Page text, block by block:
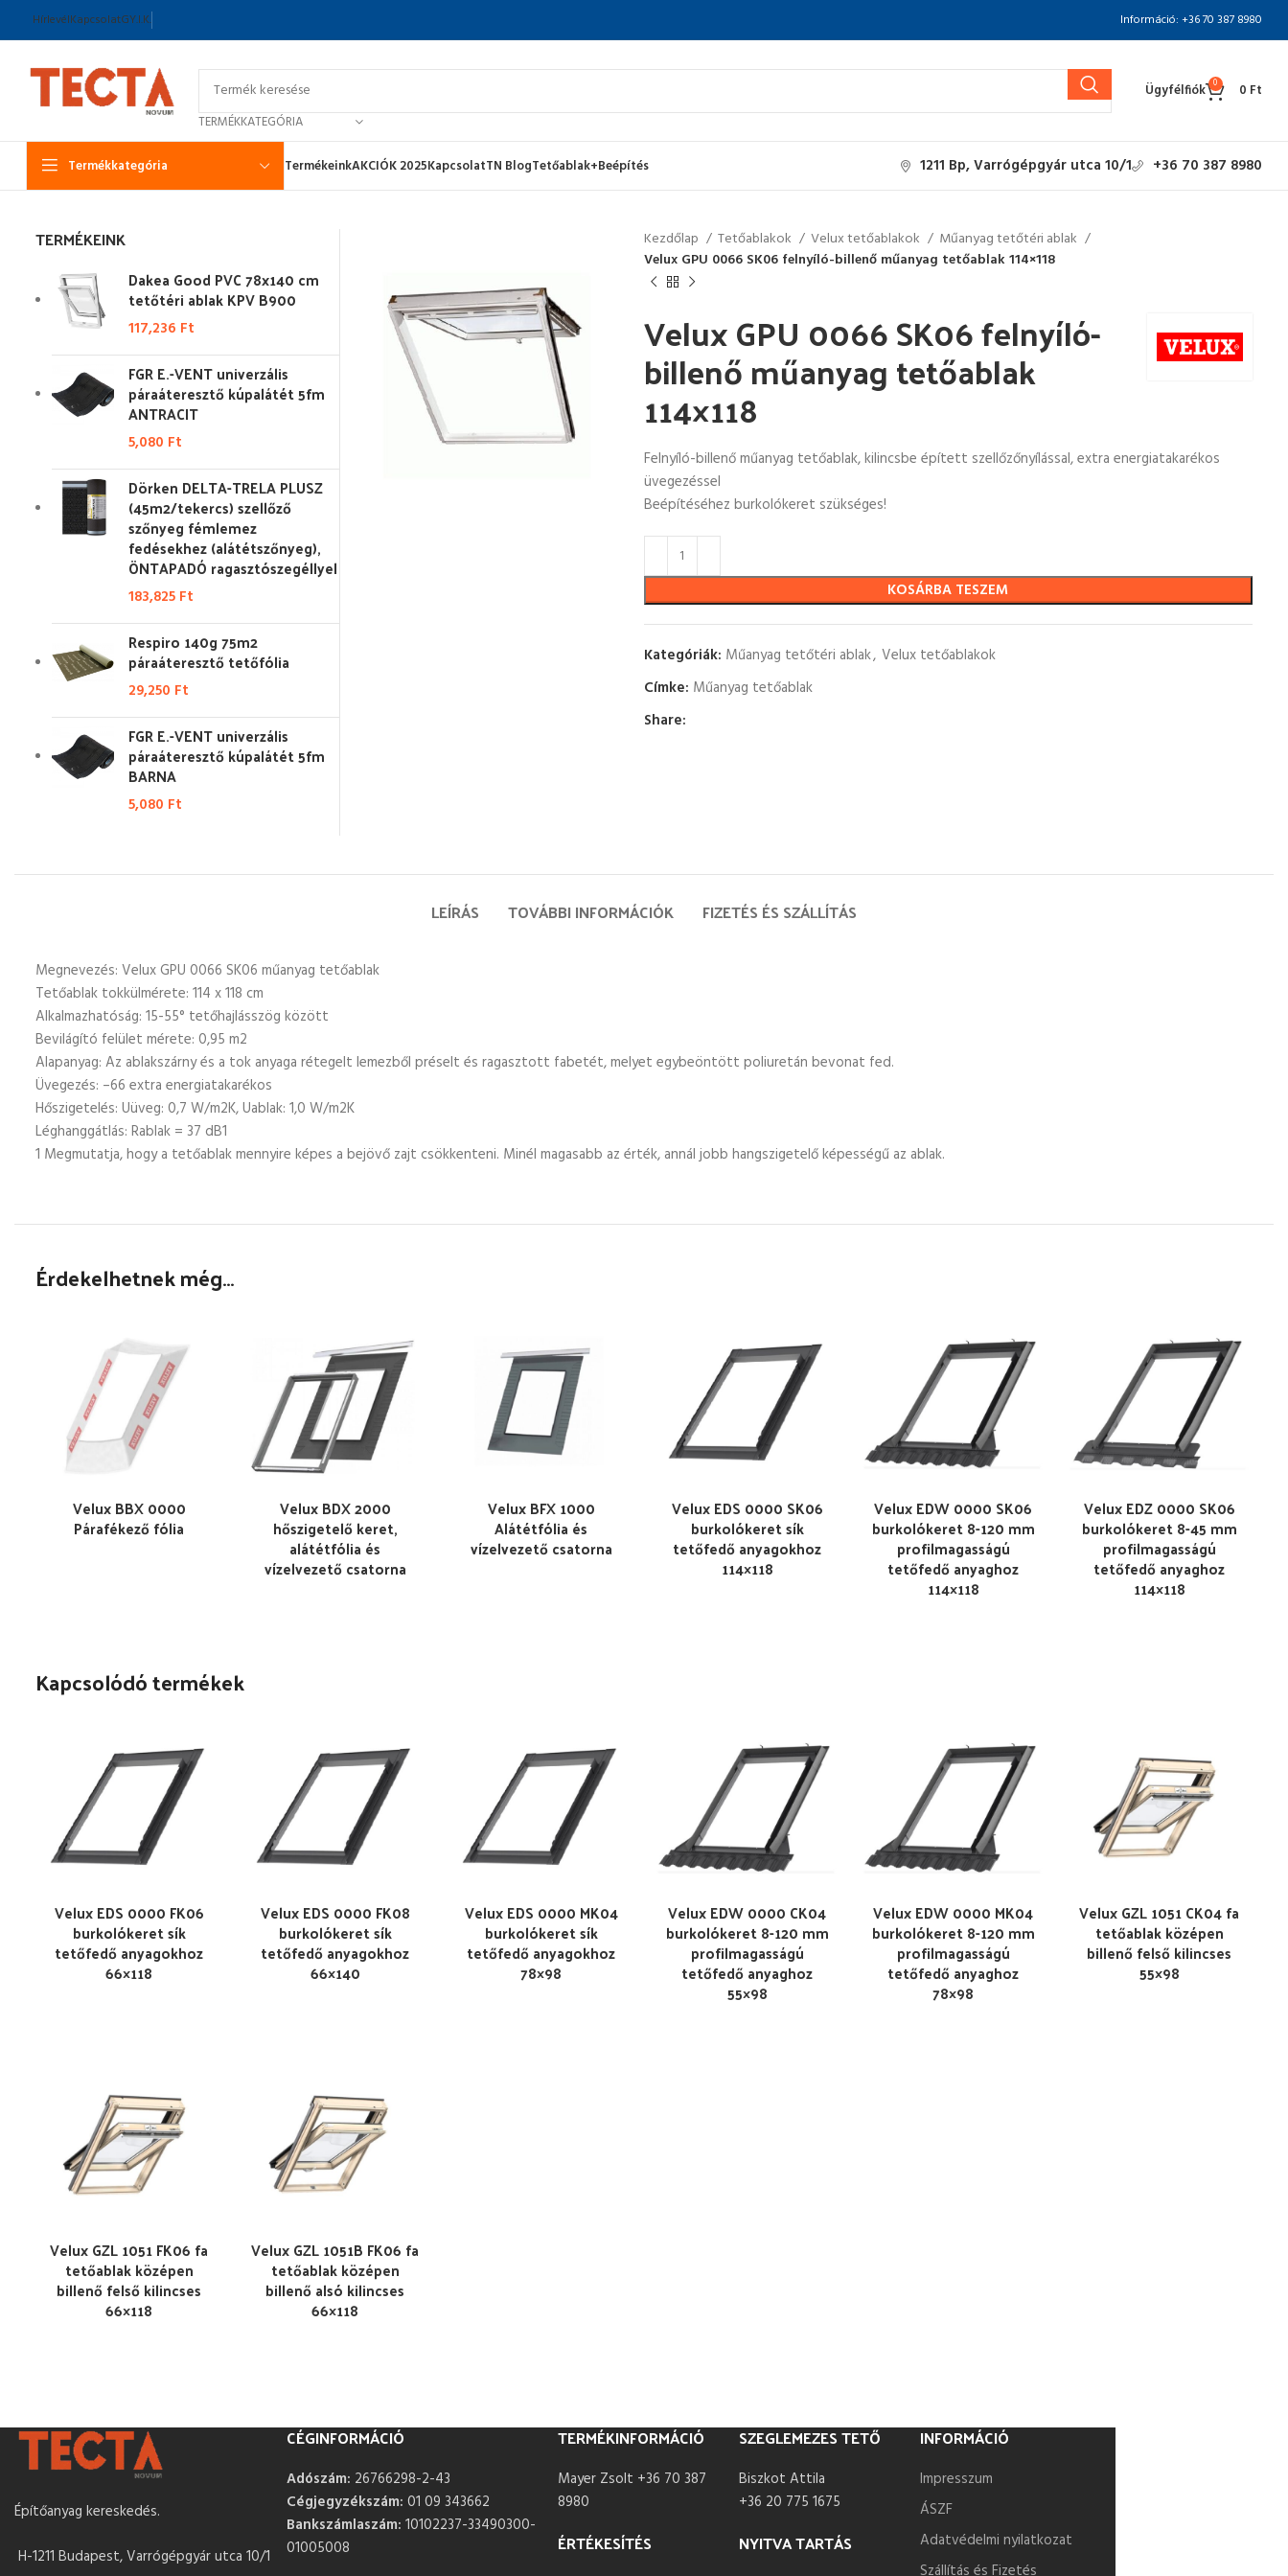
HírlevélKapcsolatGY.I.K. Információ: +36 70 387 8980
TERMÉKKATEGÓRIA
Ügyfélfiók 0 0 Ft
Termékkategória TermékeinkAKCIÓK 2025KapcsolatTN BlogTetőablak+Beépítés 1211 Bp, Varrógépgyár utca 10/1 +36 70 387 8980
Kezdőlap Tetőablakok Velux tetőablakok
Műanyag tetőtéri ablak
Velux GPU 0066 SK06 felnyíló-billenő műanyag tetőablak 114×118
Velux GPU 0066 SK06 felnyíló-
billenő műanyag tetőablak
114×118
Felnyíló-billenő műanyag tetőablak, kilincsbe épített szellőzőnyílással, extra energiatakarékos
üvegezéssel
Beépítéséhez burkolókeret szükséges!
KOSÁRBA TESZEM
Kategóriák: Műanyag tetőtéri ablak, Velux tetőablakok
Címke: Műanyag tetőablak
Share:
TERMÉKEINK
Dakea Good PVC 78x140 cm
tetőtéri ablak KPV B900
117,236 Ft
FGR E.-VENT univerzális
páraáteresztő kúpalátét 5fm
ANTRACIT
5,080 Ft
Dörken DELTA-TRELA PLUSZ
(45m2/tekercs) szellőző
szőnyeg fémlemez
fedésekhez (alátétszőnyeg),
ÖNTAPADÓ ragasztószegéllyel
183,825 Ft
Respiro 140g 75m2
páraáteresztő tetőfólia
29,250 Ft
FGR E.-VENT univerzális
páraáteresztő kúpalátét 5fm
BARNA
5,080 Ft
LEÍRÁS TOVÁBBI INFORMÁCIÓK FIZETÉS ÉS SZÁLLÍTÁS
Megnevezés: Velux GPU 0066 SK06 műanyag tetőablak
Tetőablak tokkülmérete: 114 x 118 cm
Alkalmazhatóság: 15-55° tetőhajlásszög között
Bevilágító felület mérete: 0,95 m2
Alapanyag: Az ablakszárny és a tok anyaga rétegelt lemezből préselt és ragasztott fabetét, melyet egybeöntött poliuretán bevonat fed.
Üvegezés: –66 extra energiatakarékos
Hőszigetelés: Uüveg: 0,7 W/m2K, Uablak: 1,0 W/m2K
Léghanggátlás: Rablak = 37 dB1
1 Megmutatja, hogy a tetőablak mennyire képes a bejövő zajt csökkenteni. Minél magasabb az érték, annál jobb hangszigetelő képességű az ablak.
Érdekelhetnek még…
Velux BBX 0000
Párafékező fólia
Velux BDX 2000
hőszigetelő keret,
alátétfólia és
vízelvezető csatorna
Velux BFX 1000
Alátétfólia és
vízelvezető csatorna
Velux EDS 0000 SK06
burkolókeret sík
tetőfedő anyagokhoz
114×118
Velux EDW 0000 SK06
burkolókeret 8-120 mm
profilmagasságú
tetőfedő anyaghoz
114×118
Velux EDZ 0000 SK06
burkolókeret 8-45 mm
profilmagasságú
tetőfedő anyaghoz
114×118
Kapcsolódó termékek
Velux EDS 0000 FK06
burkolókeret sík
tetőfedő anyagokhoz
66×118
Velux EDS 0000 FK08
burkolókeret sík
tetőfedő anyagokhoz
66×140
Velux EDS 0000 MK04
burkolókeret sík
tetőfedő anyagokhoz
78×98
Velux EDW 0000 CK04
burkolókeret 8-120 mm
profilmagasságú
tetőfedő anyaghoz
55×98
Velux EDW 0000 MK04
burkolókeret 8-120 mm
profilmagasságú
tetőfedő anyaghoz
78×98
Velux GZL 1051 CK04 fa
tetőablak középen
billenő felső kilincses
55×98
Velux GZL 1051 FK06 fa
tetőablak középen
billenő felső kilincses
66×118
Velux GZL 1051B FK06 fa
tetőablak középen
billenő alsó kilincses
66×118
Építőanyag kereskedés.
H-1211 Budapest, Varrógépgyár utca 10/1
CÉGINFORMÁCIÓ
Adószám: 26766298-2-43
Cégjegyzékszám: 01 09 343662
Bankszámlaszám: 10102237-33490300-
01005008
TERMÉKINFORMÁCIÓ
Mayer Zsolt +36 70 387
8980
ÉRTÉKESÍTÉS
SZEGLEMEZES TETŐ
Biszkot Attila
+36 20 775 1675
NYITVA TARTÁS
INFORMÁCIÓ
Impresszum
ÁSZF
Adatvédelmi nyilatkozat
Szállítás és Fizetés